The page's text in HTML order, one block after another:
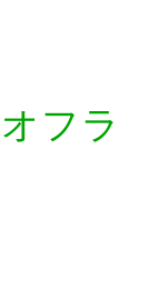
オフラ